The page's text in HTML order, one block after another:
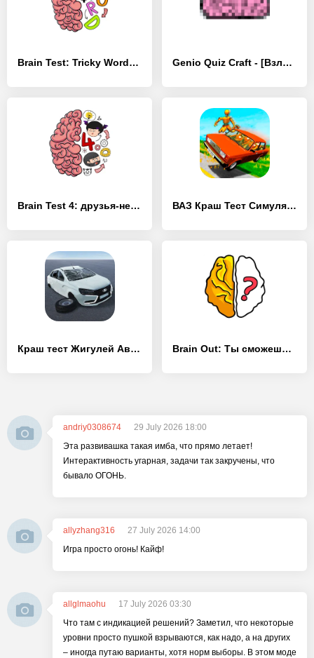
Brain Test: Tricky Words - [Взлом/МОД Бесконечные деньги] Genio Quiz Craft - [Взлом/МОД Бесконечные деньги]
Brain Test 4: друзья-непоседы - [Взлом/МОД Меню] ВАЗ Краш Тест Симулятор 2 - [Взлом/МОД Меню]
Краш тест Жигулей АвтоВАЗ Опер - [Взлом/МОД Все открыто] Brain Out: Ты сможешь пройти? - [Взлом/МОД Бесконечные деньги]
andriy0308674
29 July 2026 18:00
Эта развивашка такая имба, что прямо летает!
Интерактивность угарная, задачи так закручены, что
бывало ОГОНЬ.
allyzhang316
27 July 2026 14:00
Игра просто огонь! Кайф!
allglmaohu
17 July 2026 03:30
Что там с индикацией решений? Заметил, что некоторые
уровни просто пушкой взрываются, как надо, а на других
– иногда путаю варианты, хотя норм выборы. В этом моде